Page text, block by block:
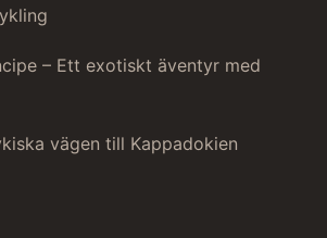
– Ett exotiskt äventyr med
vägen till Kappadokien